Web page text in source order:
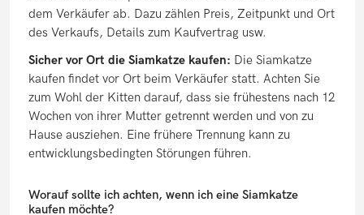
dem Verkäufer ab. Dazu zählen Preis, Zeitpunkt und Ort
des Verkaufs, Details zum Kaufvertrag usw.
Sicher vor Ort die Siamkatze kaufen: Die Siamkatze
kaufen findet vor Ort beim Verkäufer statt. Achten Sie
zum Wohl der Kitten darauf, dass sie frühestens nach 12
Wochen von ihrer Mutter getrennt werden und von zu
Hause ausziehen. Eine frühere Trennung kann zu
entwicklungsbedingten Störungen führen.
Worauf sollte ich achten, wenn ich eine Siamkatze
kaufen möchte?